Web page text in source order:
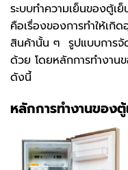
ระบบทำความเย็นของตู้เ
คือเรื่องของการทำให้เกิ
สินค้านั้น ๆ รูปแบบการ
ด้วย โดยหลักการทำงาน
ดังนี้
หลักการทำงานของ